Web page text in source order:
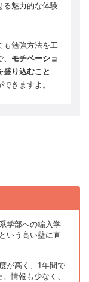
る魅力的な体験
も勉強方法を工
モチベーショ
盛り込むこと
きますよ。
学部への編入学
いう高い壁に直
が高く、1年間で
情報も少なく、